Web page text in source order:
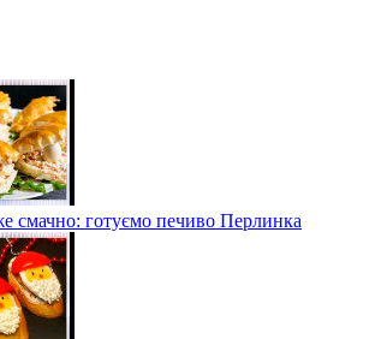
смачно: готуємо печиво Перлинка